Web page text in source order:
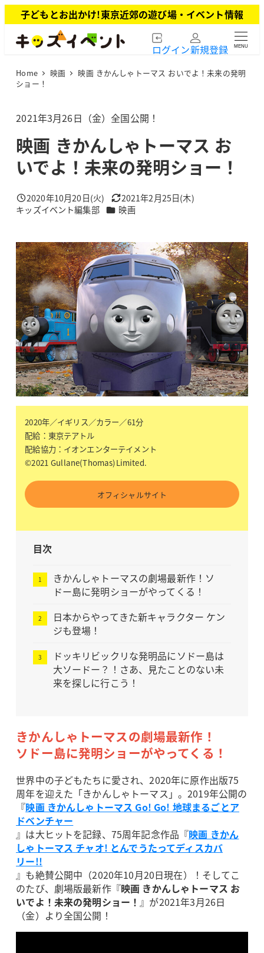
イ
子どもとお出かけ!東京近郊の遊び場・イベント情報
ログイン新規登録 MENU
Home 映画
映画 きかんしゃトーマス おいでよ！未来の発明
ショー！
2021年3月26日（金）全国公開！
映画 きかんしゃトーマス お
いでよ！未来の発明ショー！
投稿日
2020年10月20日(火) 更新日
2021年2月25日(木)
著
キッズイベント編集部 カテゴリー
映画
2020年／イギリス／カラー／61分
配給：東京テアトル
配給協力：イオンエンターテイメント
©2021 Gullane(Thomas)Limited.
オフィシャルサイト
目次
きかんしゃトーマスの劇場最新作！ソ
ドー島に発明ショーがやってくる！
日本からやってきた新キャラクター ケン
ジも登場！
ドッキリビックリな発明品にソドー島は
大ソードー？！さあ、見たことのない未
来を探しに行こう！
きかんしゃトーマスの劇場最新作！
ソドー島に発明ショーがやってくる！
世界中の子どもたちに愛され、2020年に原作出版75
周年を迎えた「きかんしゃトーマス」。2019年公開の
『映画 きかんしゃトーマス Go! Go! 地球まるごとア
ドベンチャー
』は大ヒットを記録、75周年記念作品『映画 きかん
しゃトーマス チャオ! とんでうたってディスカバ
リー!!
』も絶賛公開中（2020年10月20日現在）！そしてこ
のたび、劇場版最新作『映画 きかんしゃトーマス お
いでよ！未来の発明ショー！』が2021年3月26日
（金）より全国公開！